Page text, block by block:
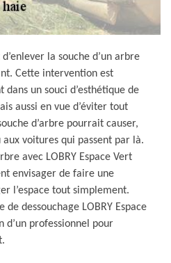
la souche d’un arbre
Cette intervention est
dans un souci d’esthétique de
aussi en vue d’éviter tout
d’arbre pourrait causer,
voitures qui passent par là.
avec LOBRY Espace Vert
envisager de faire une
l’espace tout simplement.
dessouchage LOBRY Espace
d’un professionnel pour